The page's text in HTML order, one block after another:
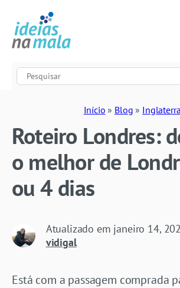
Início » Blog » Inglaterra
Roteiro Londres:
o melhor de
ou 4 dias
Atualizado em janeiro 14,
vidigal
Está com a passagem comprada